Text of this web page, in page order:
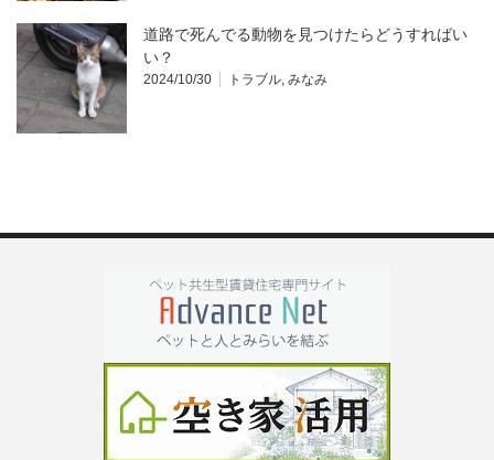
道路で死んでる動物を見つけたらどうすればい
い？
2024/10/30 トラブル, みなみ